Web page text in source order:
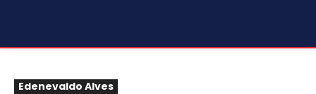
Edenevaldo Alves